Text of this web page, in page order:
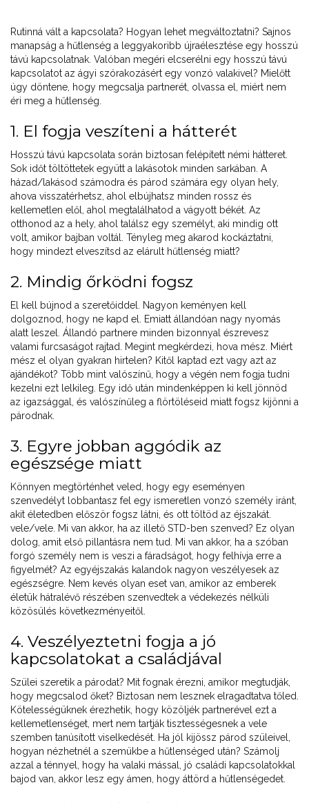
Rutinná vált a kapcsolata? Hogyan lehet megváltoztatni? Sajnos
manapság a hűtlenség a leggyakoribb újraélesztése egy hosszú
távú kapcsolatnak. Valóban megéri elcserélni egy hosszú távú
kapcsolatot az ágyi szórakozásért egy vonzó valakivel? Mielőtt
úgy döntene, hogy megcsalja partnerét, olvassa el, miért nem
éri meg a hűtlenség.
1. El fogja veszíteni a hátterét
Hosszú távú kapcsolata során biztosan felépített némi hátteret.
Sok időt töltöttetek együtt a lakásotok minden sarkában. A
házad/lakásod számodra és párod számára egy olyan hely,
ahova visszatérhetsz, ahol elbújhatsz minden rossz és
kellemetlen elől, ahol megtalálhatod a vágyott békét. Az
otthonod az a hely, ahol találsz egy személyt, aki mindig ott
volt, amikor bajban voltál. Tényleg meg akarod kockáztatni,
hogy mindezt elveszítsd az elárult hűtlenség miatt?
2. Mindig őrködni fogsz
El kell bújnod a szeretőiddel. Nagyon keményen kell
dolgoznod, hogy ne kapd el. Emiatt állandóan nagy nyomás
alatt leszel. Állandó partnere minden bizonnyal észrevesz
valami furcsaságot rajtad. Megint megkérdezi, hova mész. Miért
mész el olyan gyakran hirtelen? Kitől kaptad ezt vagy azt az
ajándékot? Több mint valószínű, hogy a végén nem fogja tudni
kezelni ezt lelkileg. Egy idő után mindenképpen ki kell jönnöd
az igazsággal, és valószínűleg a flörtöléseid miatt fogsz kijönni a
párodnak.
3. Egyre jobban aggódik az
egészsége miatt
Könnyen megtörténhet veled, hogy egy eseményen
szenvedélyt lobbantasz fel egy ismeretlen vonzó személy iránt,
akit életedben először fogsz látni, és ott töltöd az éjszakát.
vele/vele. Mi van akkor, ha az illető STD-ben szenved? Ez olyan
dolog, amit első pillantásra nem tud. Mi van akkor, ha a szóban
forgó személy nem is veszi a fáradságot, hogy felhívja erre a
figyelmét? Az egyéjszakás kalandok nagyon veszélyesek az
egészségre. Nem kevés olyan eset van, amikor az emberek
életük hátralévő részében szenvedtek a védekezés nélküli
közösülés következményeitől.
4. Veszélyeztetni fogja a jó
kapcsolatokat a családjával
Szülei szeretik a párodat? Mit fognak érezni, amikor megtudják,
hogy megcsalod őket? Biztosan nem lesznek elragadtatva tőled.
Kötelességüknek érezhetik, hogy közöljék partnerével ezt a
kellemetlenséget, mert nem tartják tisztességesnek a vele
szemben tanúsított viselkedését. Ha jól kijössz párod szüleivel,
hogyan nézhetnél a szemükbe a hűtlenséged után? Számolj
azzal a ténnyel, hogy ha valaki mással, jó családi kapcsolatokkal
bajod van, akkor lesz egy ámen, hogy áttörd a hűtlenségedet.